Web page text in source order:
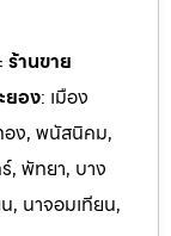
ร้านขาย
ยอง: เมือง
อง, พนัสนิคม,
, พัทยา, บาง
, นาจอมเทียน,